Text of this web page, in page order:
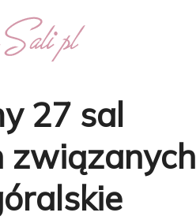
27 sal
związanych